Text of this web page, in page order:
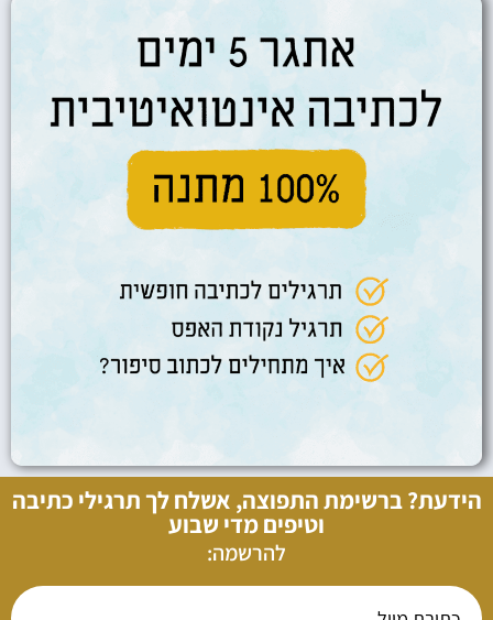
הידעת? ברשימת התפוצה, אשלח לך תרגילי כתיבה
וטיפים מדי שבוע
להרשמה: